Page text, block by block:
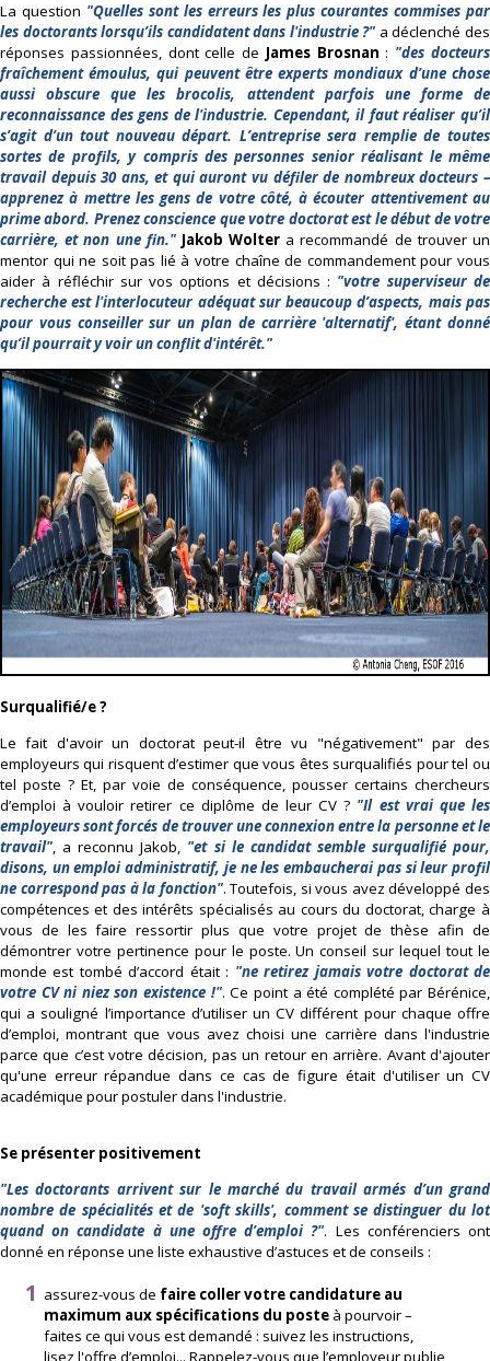
La question "Quelles sont les erreurs les plus courantes commises par
les doctorants lorsqu’ils candidatent dans l'industrie ?" a déclenché des
réponses passionnées, dont celle de James Brosnan : "des docteurs
fraîchement émoulus, qui peuvent être experts mondiaux d’une chose
aussi obscure que les brocolis, attendent parfois une forme de
reconnaissance des gens de l'industrie. Cependant, il faut réaliser qu’il
s’agit d’un tout nouveau départ. L’entreprise sera remplie de toutes
sortes de profils, y compris des personnes senior réalisant le même
travail depuis 30 ans, et qui auront vu défiler de nombreux docteurs –
apprenez à mettre les gens de votre côté, à écouter attentivement au
prime abord. Prenez conscience que votre doctorat est le début de votre
carrière, et non une fin." Jakob Wolter a recommandé de trouver un
mentor qui ne soit pas lié à votre chaîne de commandement pour vous
aider à réfléchir sur vos options et décisions : "votre superviseur de
recherche est l'interlocuteur adéquat sur beaucoup d’aspects, mais pas
pour vous conseiller sur un plan de carrière 'alternatif', étant donné
qu’il pourrait y voir un conflit d'intérêt."
Surqualifié/e ?
Le fait d'avoir un doctorat peut-il être vu "négativement" par des
employeurs qui risquent d’estimer que vous êtes surqualifiés pour tel ou
tel poste ? Et, par voie de conséquence, pousser certains chercheurs
d’emploi à vouloir retirer ce diplôme de leur CV ? "Il est vrai que les
employeurs sont forcés de trouver une connexion entre la personne et le
travail", a reconnu Jakob, "et si le candidat semble surqualifié pour,
disons, un emploi administratif, je ne les embaucherai pas si leur profil
ne correspond pas à la fonction". Toutefois, si vous avez développé des
compétences et des intérêts spécialisés au cours du doctorat, charge à
vous de les faire ressortir plus que votre projet de thèse afin de
démontrer votre pertinence pour le poste. Un conseil sur lequel tout le
monde est tombé d’accord était : "ne retirez jamais votre doctorat de
votre CV ni niez son existence !". Ce point a été complété par Bérénice,
qui a souligné l’importance d’utiliser un CV différent pour chaque offre
d’emploi, montrant que vous avez choisi une carrière dans l'industrie
parce que c’est votre décision, pas un retour en arrière. Avant d'ajouter
qu'une erreur répandue dans ce cas de figure était d'utiliser un CV
académique pour postuler dans l'industrie.
Se présenter positivement
"Les doctorants arrivent sur le marché du travail armés d’un grand
nombre de spécialités et de 'soft skills', comment se distinguer du lot
quand on candidate à une offre d’emploi ?". Les conférenciers ont
donné en réponse une liste exhaustive d’astuces et de conseils :
assurez-vous de faire coller votre candidature au
maximum aux spécifications du poste à pourvoir –
faites ce qui vous est demandé : suivez les instructions,
lisez l'offre d’emploi... Rappelez-vous que l’employeur publie